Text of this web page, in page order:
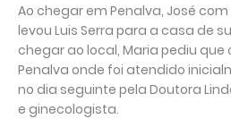
Ao chegar em Penalva, José
levou Luis Serra para a casa de
chegar ao local, Maria pediu que
Penalva onde foi atendido
no dia seguinte pela Doutora
e ginecologista.